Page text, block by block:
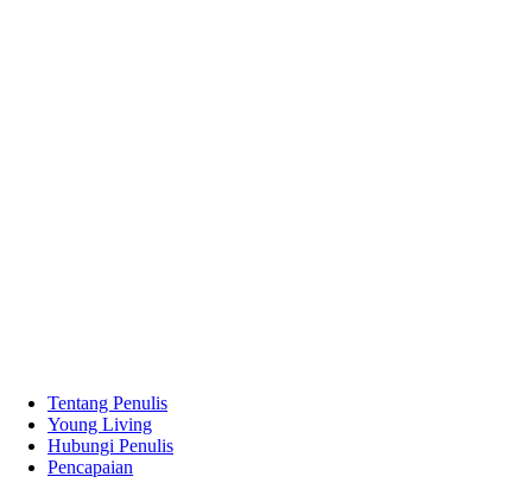
Tentang Penulis
Young Living
Hubungi Penulis
Pencapaian